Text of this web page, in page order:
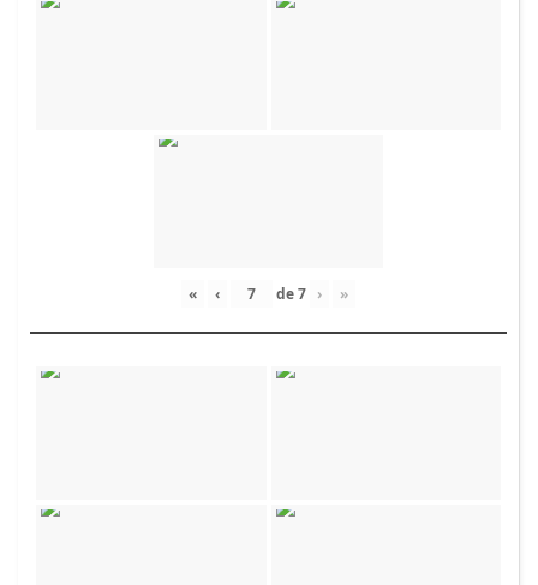
« ‹ de7 › »